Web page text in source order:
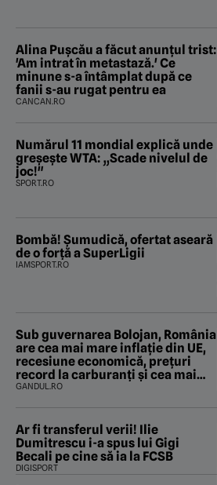
Alina Pușcău a făcut anunțul trist:
'Am intrat în metastază.' Ce
minune s-a întâmplat după ce
fanii s-au rugat pentru ea
CANCAN.RO
Numărul 11 mondial explică unde
greșește WTA: „Scade nivelul de
joc!"
SPORT.RO
Bombă! Șumudică, ofertat aseară
de o forță a SuperLigii
IAMSPORT.RO
Sub guvernarea Bolojan, România
are cea mai mare inflație din UE,
recesiune economică, prețuri
record la carburanți și cea mai
gravă criză energetică de la
dacă își cere scuze
GANDUL.RO
Ar fi transferul verii! Ilie
Dumitrescu i-a spus lui Gigi
Becali pe cine să ia la FCSB
DIGISPORT